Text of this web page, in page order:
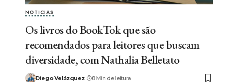
NOTICIAS
Os livros do BookTok que são
recomendados para leitores que buscam
diversidade, com Nathalia Belletato
Diego Velázquez 8 Min de leitura